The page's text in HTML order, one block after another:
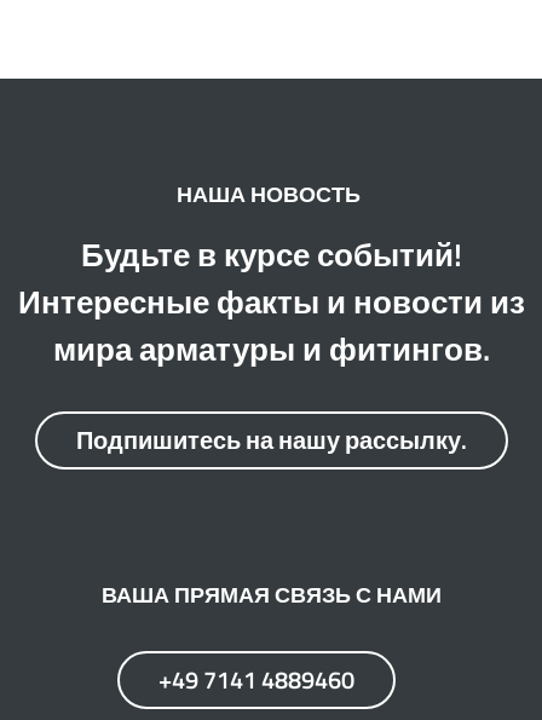
НАША НОВОСТЬ
Будьте в курсе событий!
Интересные факты и новости из
мира арматуры и фитингов.
Подпишитесь на нашу рассылку.
ВАША ПРЯМАЯ СВЯЗЬ С НАМИ
+49 7141 4889460